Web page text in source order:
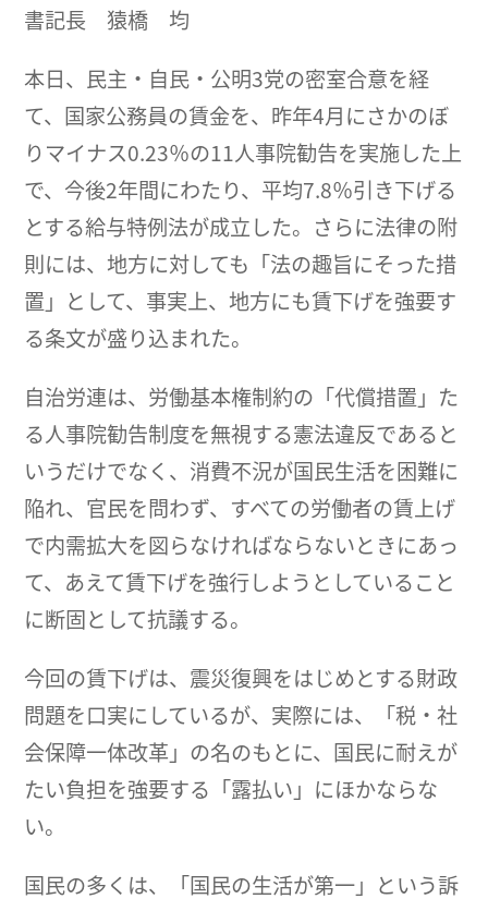
書記長 猿橋 均
本日、民主・自民・公明3党の密室合意を経
て、国家公務員の賃金を、昨年4月にさかのぼ
りマイナス0.23％の11人事院勧告を実施した上
で、今後2年間にわたり、平均7.8％引き下げる
とする給与特例法が成立した。さらに法律の附
則には、地方に対しても「法の趣旨にそった措
置」として、事実上、地方にも賃下げを強要す
る条文が盛り込まれた。
自治労連は、労働基本権制約の「代償措置」た
る人事院勧告制度を無視する憲法違反であると
いうだけでなく、消費不況が国民生活を困難に
陥れ、官民を問わず、すべての労働者の賃上げ
で内需拡大を図らなければならないときにあっ
て、あえて賃下げを強行しようとしていること
に断固として抗議する。
今回の賃下げは、震災復興をはじめとする財政
問題を口実にしているが、実際には、「税・社
会保障一体改革」の名のもとに、国民に耐えが
たい負担を強要する「露払い」にほかならな
い。
国民の多くは、「国民の生活が第一」という訴